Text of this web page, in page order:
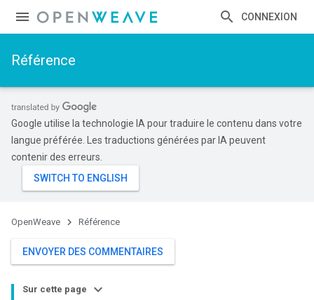
CONNEXION
Référence
Google utilise la technologie IA pour traduire le contenu dans votre
langue préférée. Les traductions générées par IA peuvent
contenir des erreurs.
OpenWeave Référence
ENVOYER DES COMMENTAIRES
Sur cette page